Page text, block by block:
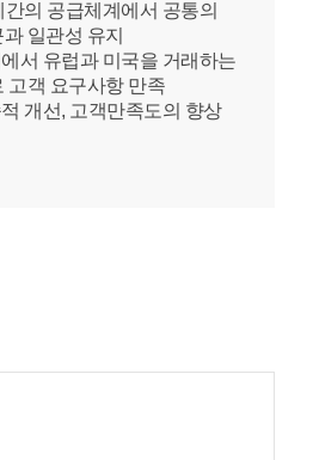
의 공급체계에서 공통의
일관성 유지
서 유럽과 미국을 거래하는
고객 요구사항 만족
개선, 고객만족도의 향상